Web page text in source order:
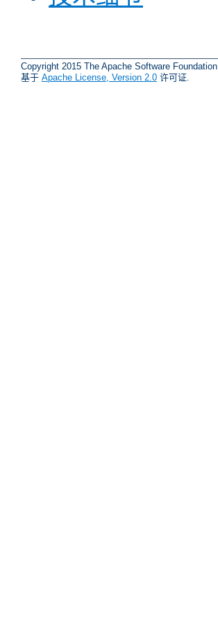
Copyright 2015 The Apache Software Foundation.
基于 Apache License, Version 2.0 许可证.